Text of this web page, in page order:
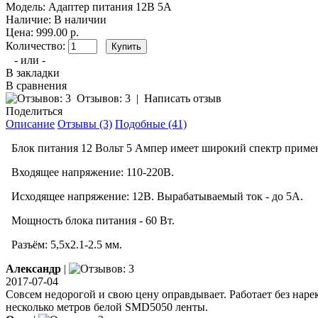
Модель: Адаптер питания 12В 5А
Наличие: В наличии
Цена: 999.00 р.
Количество:
- или -
В закладки
В сравнения
Отзывов: 3 | Написать отзыв
Поделиться
Описание Отзывы (3) Подобные (41)
Блок питания 12 Вольт 5 Ампер имеет широкий спектр
Входящее напряжение: 110-220В.
Исходящее напряжение: 12В. Вырабатываемый ток - до 5А.
Мощность блока питания - 60 Вт.
Разъём: 5,5х2.1-2.5 мм.
Александр |
2017-07-04
Совсем недорогой и свою цену оправдывает. Работает без
несколько метров белой SMD5050 ленты.